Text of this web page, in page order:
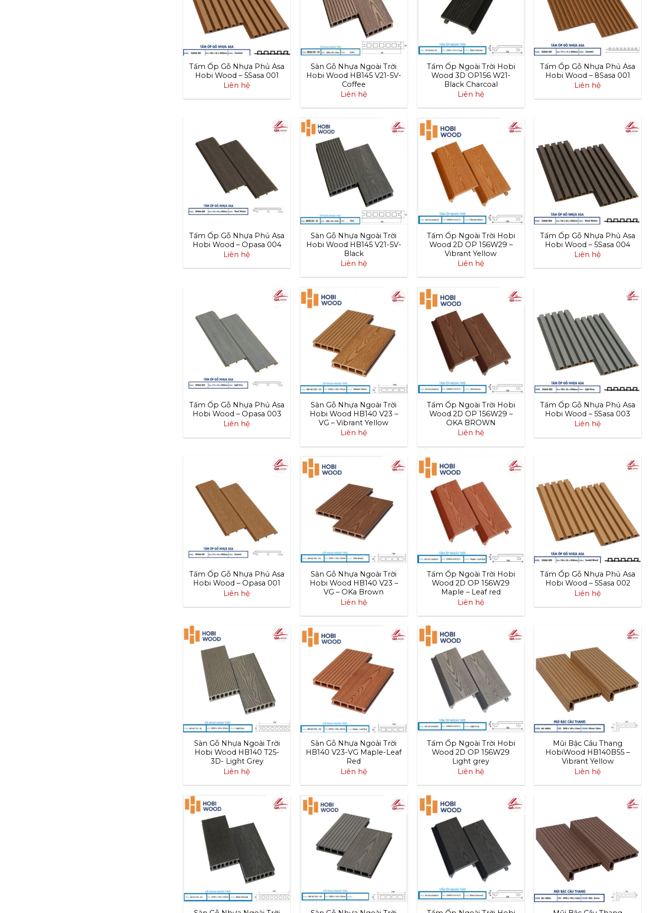
Tấm Ốp Gỗ Nhựa Phủ Asa
Hobi Wood – 5Sasa 001
Liên hệ
Sàn Gỗ Nhựa Ngoài Trời
Hobi Wood HB145 V21-5V-
Coffee
Liên hệ
Tấm Ốp Ngoài Trời Hobi
Wood 3D OP156 W21-
Black Charcoal
Liên hệ
Tấm Ốp Gỗ Nhựa Phủ Asa
Hobi Wood – 8Sasa 001
Liên hệ
Tấm Ốp Gỗ Nhựa Phủ Asa
Hobi Wood – Opasa 004
Liên hệ
Sàn Gỗ Nhựa Ngoài Trời
Hobi Wood HB145 V21-5V-
Black
Liên hệ
Tấm Ốp Ngoài Trời Hobi
Wood 2D OP 156W29 –
Vibrant Yellow
Liên hệ
Tấm Ốp Gỗ Nhựa Phủ Asa
Hobi Wood – 5Sasa 004
Liên hệ
Tấm Ốp Gỗ Nhựa Phủ Asa
Hobi Wood – Opasa 003
Liên hệ
Sàn Gỗ Nhựa Ngoài Trời
Hobi Wood HB140 V23 –
VG – Vibrant Yellow
Liên hệ
Tấm Ốp Ngoài Trời Hobi
Wood 2D OP 156W29 –
OKA BROWN
Liên hệ
Tấm Ốp Gỗ Nhựa Phủ Asa
Hobi Wood – 5Sasa 003
Liên hệ
Tấm Ốp Gỗ Nhựa Phủ Asa
Hobi Wood – Opasa 001
Liên hệ
Sàn Gỗ Nhựa Ngoài Trời
Hobi Wood HB140 V23 –
VG – OKa Brown
Liên hệ
Tấm Ốp Ngoài Trời Hobi
Wood 2D OP 156W29
Maple – Leaf red
Liên hệ
Tấm Ốp Gỗ Nhựa Phủ Asa
Hobi Wood – 5Sasa 002
Liên hệ
Sàn Gỗ Nhựa Ngoài Trời
Hobi Wood HB140 T25-
3D- Light Grey
Liên hệ
Sàn Gỗ Nhựa Ngoài Trời
HB140 V23-VG Maple-Leaf
Red
Liên hệ
Tấm Ốp Ngoài Trời Hobi
Wood 2D OP 156W29
Light grey
Liên hệ
Mũi Bậc Cầu Thang
HobiWood HB140B55 –
Vibrant Yellow
Liên hệ